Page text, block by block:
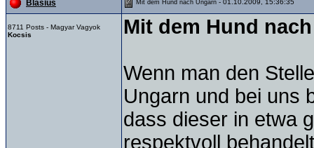
Blasius Mit dem Hund nach Ungarn - 01.10.2009, 15:36:35
8711 Posts - Magyar Vagyok
Kocsis
Mit dem Hund
Wenn man den
Ungarn und bei uns
dass dieser in etwa
respektvoll